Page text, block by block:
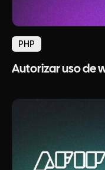
PHP
Autorizar uso de